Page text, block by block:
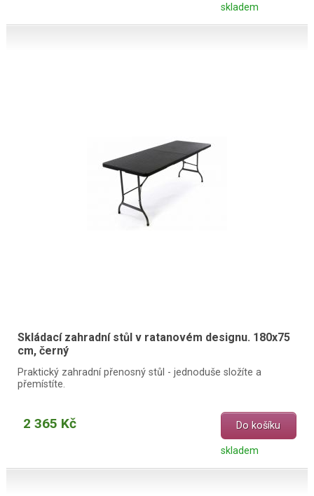
skladem
Skládací zahradní stůl v ratanovém designu. 180x75
cm, černý
Praktický zahradní přenosný stůl - jednoduše složíte a
přemístíte.
2 365 Kč Do košíku
skladem